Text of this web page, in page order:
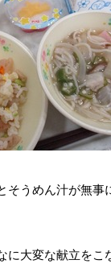
そうめん汁が無事
に大変な献立をこ